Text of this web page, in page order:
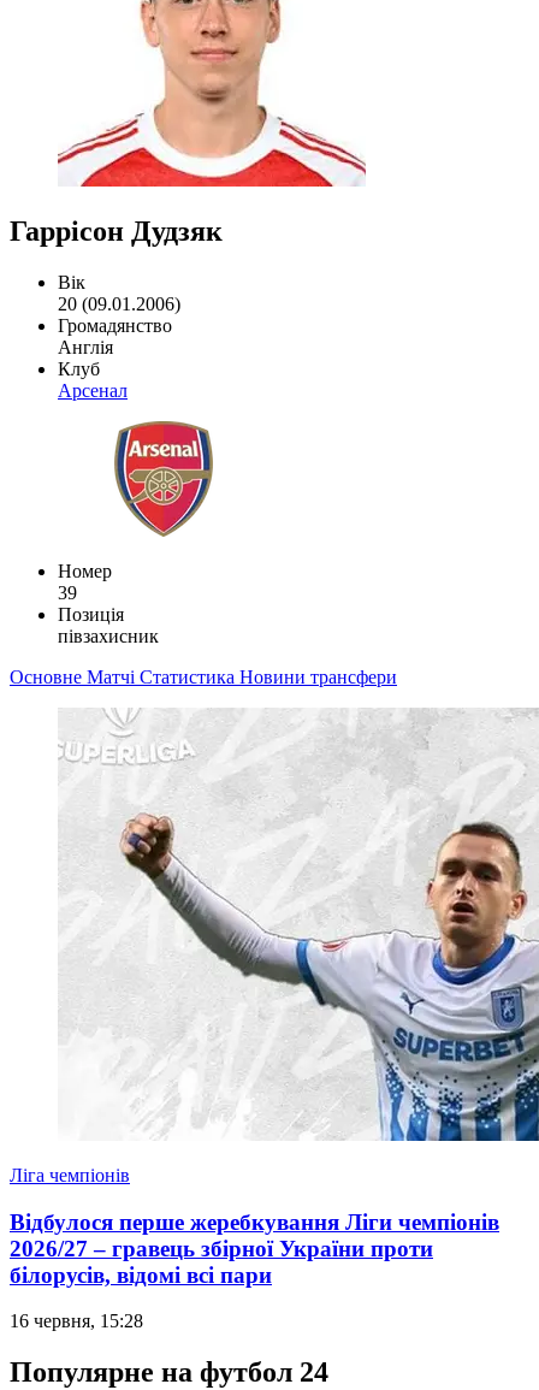
Гаррісон Дудзяк
Вік
20 (09.01.2006)
Громадянство
Англія
Клуб
Арсенал
Номер
39
Позиція
півзахисник
Основне Матчі Статистика Новини трансфери
Ліга чемпіонів
Відбулося перше жеребкування Ліги чемпіонів
2026/27 – гравець збірної України проти
білорусів, відомі всі пари
16 червня, 15:28
Популярне на футбол 24